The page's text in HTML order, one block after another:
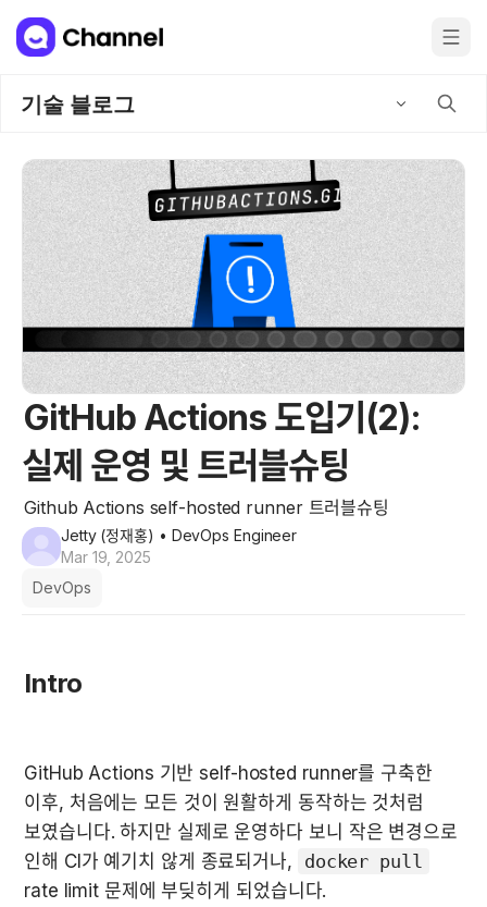
기술 블로그
GitHub Actions 도입기(2):
실제 운영 및 트러블슈팅
Github Actions self-hosted runner 트러블슈팅
Jetty (정재홍) • DevOps Engineer
Mar 19, 2025
DevOps
Intro
GitHub Actions 기반 self-hosted runner를 구축한
이후, 처음에는 모든 것이 원활하게 동작하는 것처럼
보였습니다. 하지만 실제로 운영하다 보니 작은 변경으로
인해 CI가 예기치 않게 종료되거나,
docker pull
rate limit 문제 에 부딪히게 되었습니다.